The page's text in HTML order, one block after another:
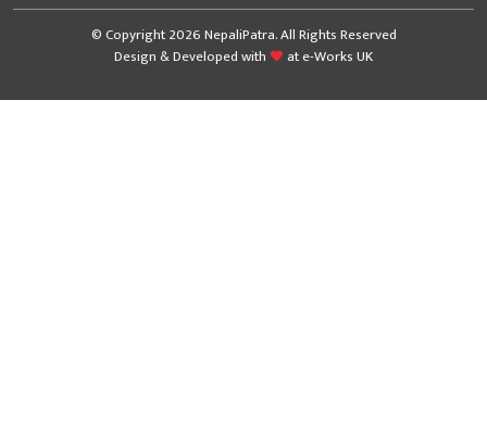
© Copyright 2026 NepaliPatra. All Rights Reserved
Design & Developed with
ate-Works UK